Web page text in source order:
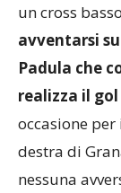
un cross
avventarsi
Padula che
realizza il gol
occasione
destra di
nessuna